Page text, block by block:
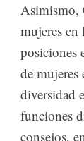
Asimismo,
mujeres
posiciones
de mujeres
diversidad
funciones
consejos,